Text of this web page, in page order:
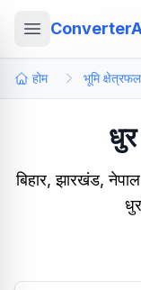
होम भूमि
बिहार, झारखंड,